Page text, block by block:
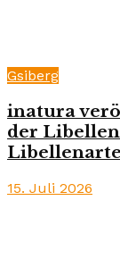
Gsiberg
inatura
der
15. Juli 2026